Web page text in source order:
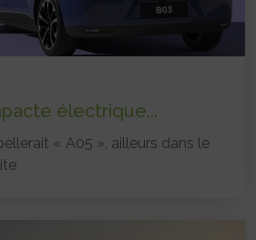
électrique...
« A05 », ailleurs dans le